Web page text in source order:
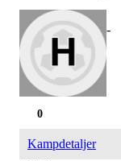
-
0
Kampdetaljer